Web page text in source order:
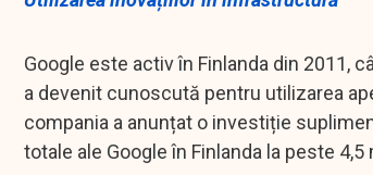
Google este activ în Finlanda din 2011,
a devenit cunoscută pentru utilizarea
compania a anunțat o investiție
totale ale Google în Finlanda la peste 4,5